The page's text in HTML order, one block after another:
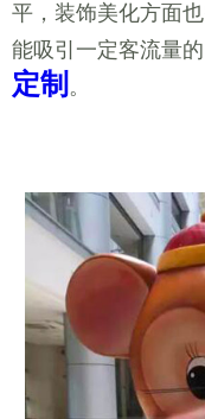
平，装饰美化方面
能吸引一定客流量
定制 。